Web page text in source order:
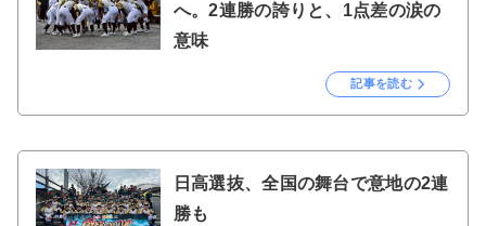
へ。2連勝の誇りと、1点差の涙の
意味
記事を読む
日高選抜、全国の舞台で意地の2連
勝も